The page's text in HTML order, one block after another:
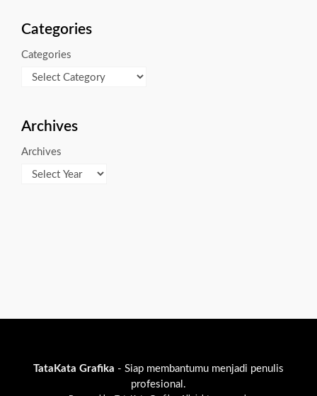
Categories
Categories
Archives
Archives
TataKata Grafika - Siap membantumu menjadi penulis
profesional.